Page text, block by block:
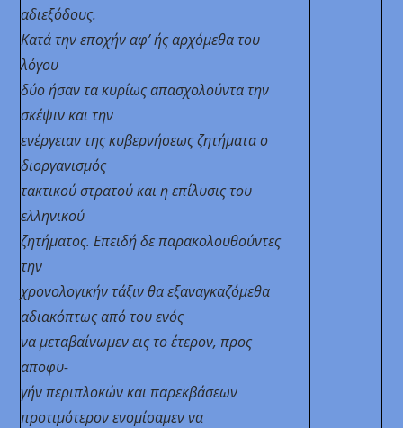
αδιεξόδους.
Κατά την εποχήν αφ’ ής αρχόμεθα του
λόγου
δύο ήσαν τα κυρίως απασχολούντα την
σκέψιν και την
ενέργειαν της κυβερνήσεως ζητήματα ο
διοργανισμός
τακτικού στρατού και η επίλυσις του
ελληνικού
ζητήματος. Επειδή δε παρακολουθούντες
την
χρονολογικήν τάξιν θα εξαναγκαζόμεθα
αδιακόπτως από του ενός
να μεταβαίνωμεν εις το έτερον, προς
αποφυ-
γήν περιπλοκών και παρεκβάσεων
προτιμότερον ενομίσαμεν να